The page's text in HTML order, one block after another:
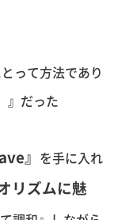
って方法であり
』だった
』 を手に入れ
リズムに魅